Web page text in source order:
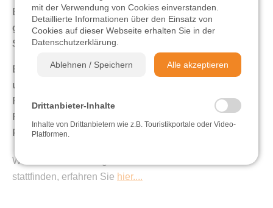
Wandern
Radfahren
Videos
Begeisterte Menschen staunen über festlich
geschmückte Umzugswägen und genießen die
Stimmung beim anschließenden Umtrunk.
Ein Erlebnis für Jung und Alt: Kinderfasching wird
unter anderem in Bann und Landstuhl mit buntem
Rahmenprogramm gefeiert. Ein Klassiker unter den
Faschingsveranstaltungen ist die alljährliche
Prunksitzung in der Stadthalle Landstuhl.
Welche Veranstaltungen bei uns in diesem Jahr
stattfinden, erfahren Sie hier....
mit der Verwendung von Cookies einverstanden.
Detaillierte Informationen über den Einsatz von
Cookies auf dieser Webseite erhalten Sie in der
Datenschutzerklärung.
Ablehnen / Speichern Alle akzeptieren
Drittanbieter-Inhalte
Inhalte von Drittanbietern wie z.B. Touristikportale oder Video-
Platformen.